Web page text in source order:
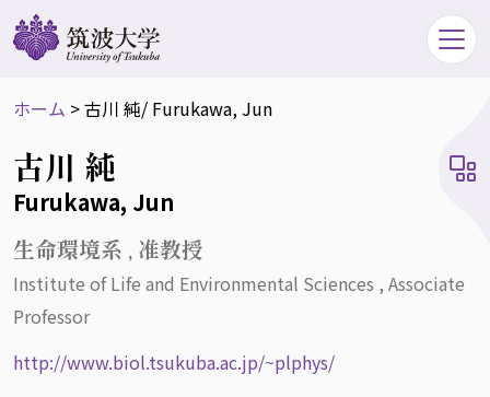
ホーム >古川 純/ Furukawa, Jun
古川 純
Furukawa, Jun
生命環境系 , 准教授
Institute of Life and Environmental Sciences , Associate
Professor
http://www.biol.tsukuba.ac.jp/~plphys/